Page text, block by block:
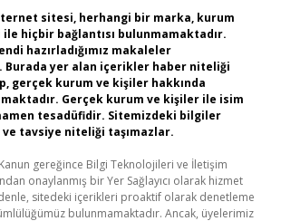
sitesi, herhangi bir marka, kurum
hiçbir bağlantısı bulunmamaktadır.
hazırladığımız makaleler
Burada yer alan içerikler haber niteliği
gerçek kurum ve kişiler hakkında
Gerçek kurum ve kişiler ile isim
tesadüfidir. Sitemizdeki bilgiler
tavsiye niteliği taşımazlar.
Kanun gereğince Bilgi Teknolojileri ve İletişim
onaylanmış bir Yer Sağlayıcı olarak hizmet
sitedeki içerikleri proaktif olarak denetleme
bulunmamaktadır. Ancak, üyelerimiz